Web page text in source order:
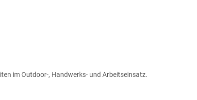
im Outdoor-, Handwerks- und Arbeitseinsatz.